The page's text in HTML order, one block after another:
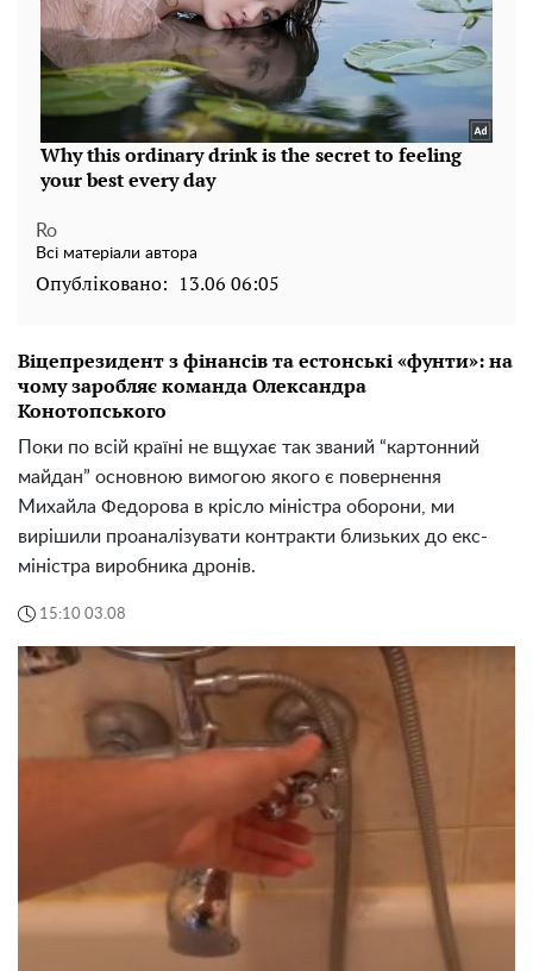
Ro
Всі матеріали автора
Опубліковано: 13.06 06:05
Віцепрезидент з фінансів та естонські «фунти»: на
чому заробляє команда Олександра
Конотопського
Поки по всій країні не вщухає так званий “картонний
майдан” основною вимогою якого є повернення
Михайла Федорова в крісло міністра оборони, ми
вирішили проаналізувати контракти близьких до екс-
міністра виробника дронів.
15:10 03.08